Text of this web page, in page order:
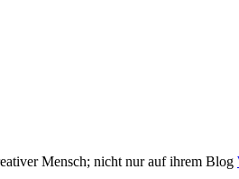
Mensch; nicht nur auf ihrem Blog